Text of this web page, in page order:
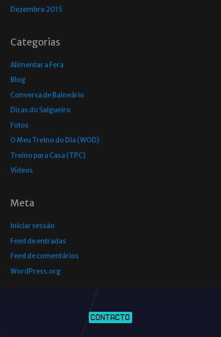
Dezembro 2015
Categorias
Alimentar a Fera
Blog
Conversa de Balneário
Dicas do Salgueiro
Fotos
O Meu Treino do Dia (WOD)
Treino para Casa (TPC)
Vídeos
Meta
Iniciar sessão
Feed de entradas
Feed de comentários
WordPress.org
CONTACTO